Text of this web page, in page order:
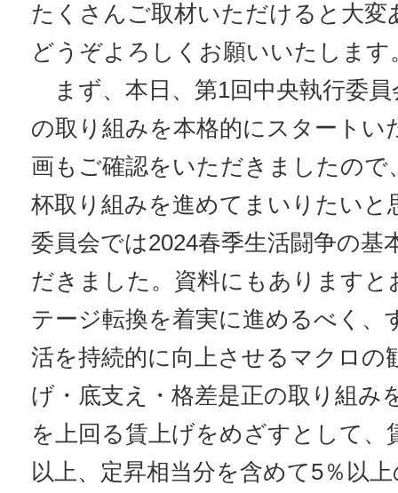
たくさんご取材いただけると大変
どうぞよろしくお願いいたします
まず、本日、第1回中央執行委員
の取り組みを本格的にスタートい
画もご確認をいただきましたので
杯取り組みを進めてまいりたいと
委員会では2024春季生活闘争の基
だきました。資料にもありますと
テージ転換を着実に進めるべく、
活を持続的に向上させるマクロの
げ・底支え・格差是正の取り組み
を上回る賃上げをめざすとして、
以上、定昇相当分を含めて5％以